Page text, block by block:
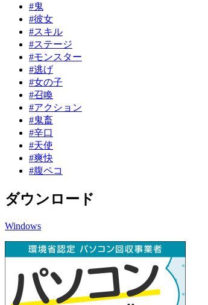
#鬼
#彼女
#スキル
#ステージ
#モンスター
#逃げ
#女の子
#召喚
#アクション
#鬼畜
#辛口
#天使
#爽快
#腹ペコ
ダウンロード
Windows